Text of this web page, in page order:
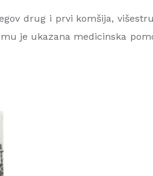
drug i prvi komšija,
je ukazana medicinska